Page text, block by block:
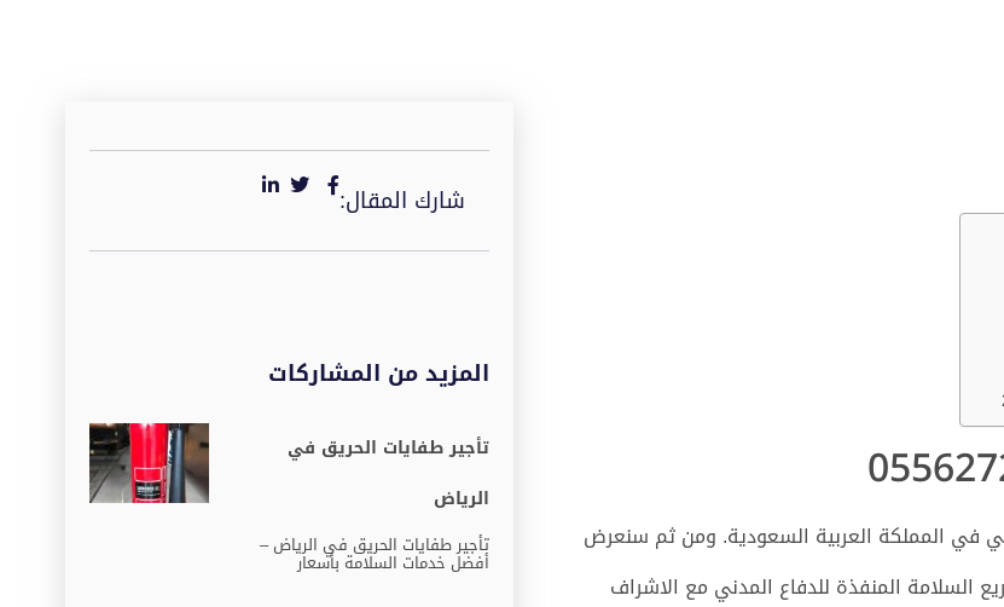
في المملكة العربية السعودية. ومن ثم سنعرض
السلامة المنفذة للدفاع المدني مع الاشراف
شارك المقال:
المزيد من المشاركات
تأجير طفايات الحريق في
الرياض
تأجير طفايات الحريق في الرياض –
أفضل خدمات السلامة بأسعار